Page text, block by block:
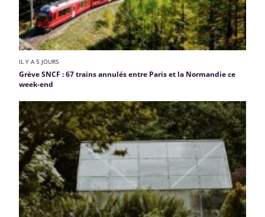
IL Y A 5 JOURS
Grève SNCF : 67 trains annulés entre Paris et la Normandie ce
week-end